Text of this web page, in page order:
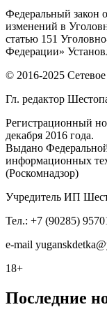
Федеральный закон
изменений в
статью 151
Федерации»
© 2016-2025
Гл. редактор
Регистрационный
декабря 2016 года.
Выдано
информационных
(Роскомнадзор)
Учредитель ИП
Тел.: +7 (90285)
e-mail y
18+
Последние